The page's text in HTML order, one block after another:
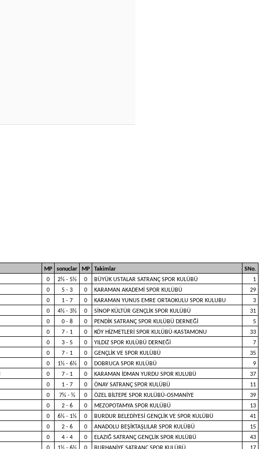
MP sonuclar MP Takimlar
SNo.
0 2½ - 5½ 0 BÜYÜK USTALAR SATRANÇ SPOR KULÜBÜ
1
0 5 - 3 0 KARAMAN AKADEMİ SPOR KULÜBÜ
29
0 1 - 7 0 KARAMAN YUNUS EMRE ORTAOKULU SPOR KULUBU
3
0 4½ - 3½ 0 SİNOP KÜLTÜR GENÇLİK SPOR KULÜBÜ
31
0 0 - 8 0 PENDİK SATRANÇ SPOR KULÜBÜ DERNEĞİ
5
0 7 - 1 0 KÖY HİZMETLERİ SPOR KULÜBÜ-KASTAMONU
33
0 3 - 5 0 YILDIZ SPOR KULÜBÜ DERNEĞİ
7
0 7 - 1 0 GENÇLİK VE SPOR KULÜBÜ
35
0 1½ - 6½ 0 DOBRUCA SPOR KULÜBÜ
9
0 7 - 1 0 KARAMAN İDMAN YURDU SPOR KULUBÜ
37
0 1 - 7 0 ÖNAY SATRANÇ SPOR KULÜBÜ
11
0 7½ - ½ 0 ÖZEL BİLTEPE SPOR KULÜBÜ-OSMANİYE
39
0 2 - 6 0 MEZOPOTAMYA SPOR KULÜBÜ
13
0 6½ - 1½ 0 BURDUR BELEDİYESİ GENÇLİK VE SPOR KULÜBÜ
41
0 2 - 6 0 ANADOLU BEŞİKTAŞLILAR SPOR KULÜBÜ
15
0 4 - 4 0 ELAZIĞ SATRANÇ GENÇLİK SPOR KULÜBÜ
43